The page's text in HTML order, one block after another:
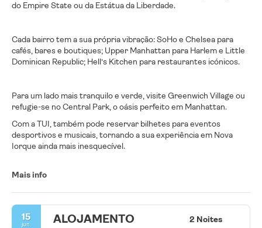
do Empire State ou da Estátua da Liberdade.
Cada bairro tem a sua própria vibração: SoHo e Chelsea para
cafés, bares e boutiques; Upper Manhattan para Harlem e Little
Dominican Republic; Hell’s Kitchen para restaurantes icónicos.
Para um lado mais tranquilo e verde, visite Greenwich Village ou
refugie-se no Central Park, o oásis perfeito em Manhattan.
Com a TUI, também pode reservar bilhetes para eventos
desportivos e musicais, tornando a sua experiência em Nova
Iorque ainda mais inesquecível.
Mais info
15
jun. ALOJAMENTO 2 Noites